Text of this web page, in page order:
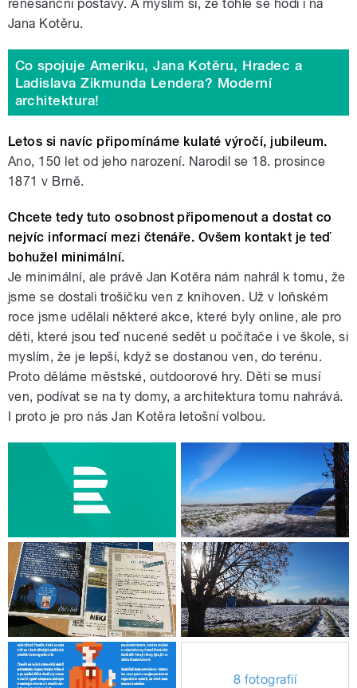
renesanční postavy. A myslím si, že tohle se hodí i na
Jana Kotěru.
Co spojuje Ameriku, Jana Kotěru, Hradec a
Ladislava Zikmunda Lendera? Moderní
architektura!
Letos si navíc připomínáme kulaté výročí, jubileum.
Ano, 150 let od jeho narození. Narodil se 18. prosince
1871 v Brně.
Chcete tedy tuto osobnost připomenout a dostat co
nejvíc informací mezi čtenáře. Ovšem kontakt je teď
bohužel minimální.
Je minimální, ale právě Jan Kotěra nám nahrál k tomu, že
jsme se dostali trošičku ven z knihoven. Už v loňském
roce jsme udělali některé akce, které byly online, ale pro
děti, které jsou teď nucené sedět u počítače i ve škole, si
myslím, že je lepší, když se dostanou ven, do terénu.
Proto děláme městské, outdoorové hry. Děti se musí
ven, podívat se na ty domy, a architektura tomu nahrává.
I proto je pro nás Jan Kotěra letošní volbou.
8 fotografií